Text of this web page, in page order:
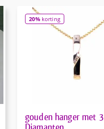
20%korting
gouden hanger met 3